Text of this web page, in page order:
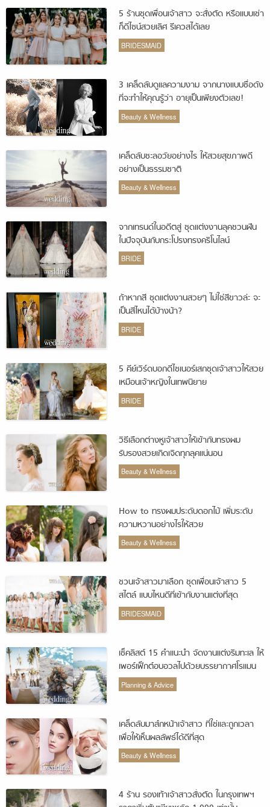
5 ร้านชุดเพื่อนเจ้าสาว จะสั่งตัด หรือแบบเช่า
ก็ดีไซน์สวยเลิศ รีเควสได้เลย
BRIDESMAID
3 เคล็ดลับดูแลความงาม จากนางแบบชื่อดัง
ที่จะทำให้คุณรู้ว่า อายุเป็นเพียงตัวเลข!
Beauty & Wellness
เคล็ดลับชะลอวัยอย่างไร ให้สวยสุขภาพดี
อย่างเป็นธรรมชาติ
Beauty & Wellness
จากเทรนด์ในอดีตสู่ ชุดแต่งงานลุคชวนฝัน
ในปัจจุบันกับกระโปรงทรงคริโนไลน์
BRIDE
ถ้าหากสี ชุดแต่งงานสวยๆ ไม่ใช่สีขาวล่ะ จะ
เป็นสีไหนได้บ้างน้า?
BRIDE
5 คีย์เวิร์ดบอกดีไซเนอร์เสกชุดเจ้าสาวให้สวย
เหมือนเจ้าหญิงในเทพนิยาย
BRIDE
วิธีเลือกต่างหูเจ้าสาวให้เข้ากับทรงผม
รับรองสวยเกิดเจิดทุกลุคแน่นอน
Beauty & Wellness
How to ทรงผมประดับดอกไม้ เพิ่มระดับ
ความหวานอย่างไรให้สวย
Beauty & Wellness
ชวนเจ้าสาวมาเลือก ชุดเพื่อนเจ้าสาว 5
สไตล์ แบบไหนดีที่เข้ากับงานแต่งที่สุด
BRIDESMAID
เช็คลิสต์ 15 คำแนะนำ จัดงานแต่งริมทะเล ให้
เพอร์เฟ็กต์อบอวลไปด้วยบรรยากาศโรแมน
ติก
Planning & Advice
เคล็ดลับมาส์กหน้าเจ้าสาว ที่ใช่และถูกเวลา
เพื่อให้เห็นผลลัพธ์ได้ดีที่สุด
Beauty & Wellness
4 ร้าน รองเท้าเจ้าสาวสั่งตัด ในกรุงเทพฯ